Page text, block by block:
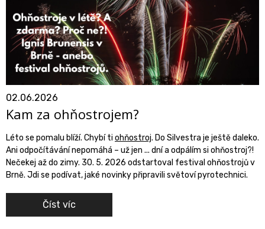
02.06.2026
Kam za ohňostrojem?
Léto se pomalu blíží. Chybí ti ohňostroj. Do Silvestra je ještě daleko.
Ani odpočítávání nepomáhá – už jen ... dní a odpálím si ohňostroj?!
Nečekej až do zimy. 30. 5. 2026 odstartoval festival ohňostrojů v
Brně. Jdi se podívat, jaké novinky připravili světoví pyrotechnici.
Číst víc